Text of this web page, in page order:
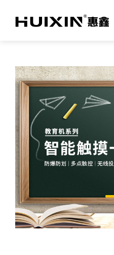
关于乐鱼(
TV产品及方
商用产品及
新闻中心